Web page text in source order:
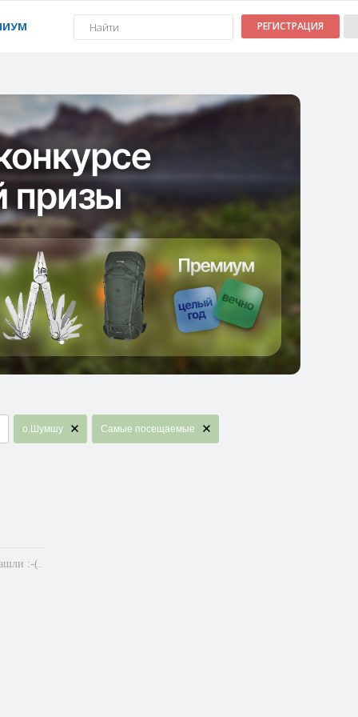
РЕГИСТРАЦИЯ
о.Шумшу Самые посещаемые
:-(.